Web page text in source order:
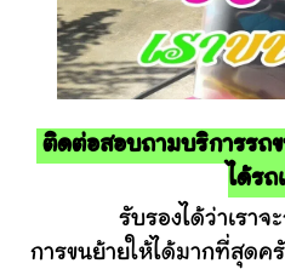
ติดต่อสอบถามบริการรถ
ได้รถ
รับรองได้ว่าเราจะจั
การขนย้ายให้ได้มากที่สุด